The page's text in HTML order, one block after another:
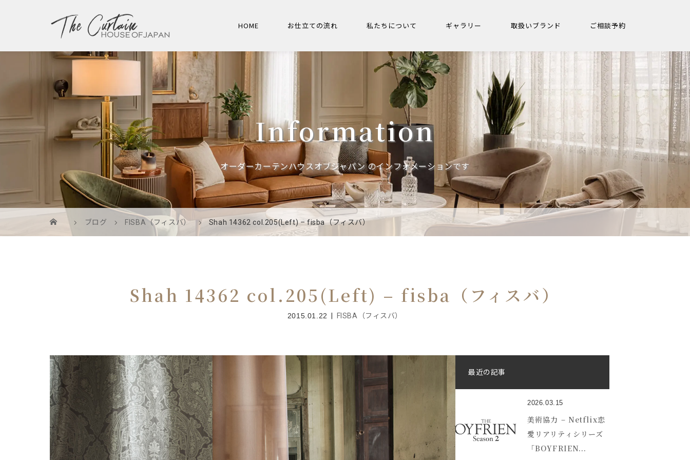
HOME お仕立ての流れ 私たちについて ギャラリー 取扱いブランド ご相談予約
Information
オーダーカーテンハウスオブジャパン のインフォメーションです
ブログ FISBA（フィスバ） Shah 14362 col.205(Left) – fisba（フィスバ）
Shah 14362 col.205(Left) – fisba（フィスバ）
2015.01.22 FISBA（フィスバ）
最近の記事
2026.03.15
美術協力 – Netflix恋
愛リアリティシリーズ
「BOYFRIEN...